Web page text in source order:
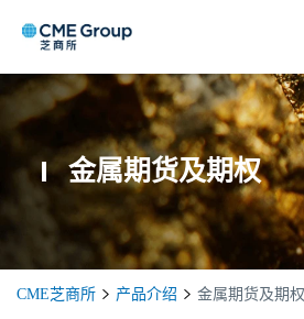
金属期货及期权
CME芝商所 产品介绍 金属期货及期权